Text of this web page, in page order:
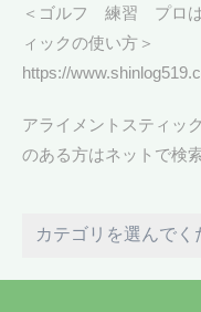
＜ゴルフ 練習 プロ
ィックの使い方＞
https://
アライメントスティッ
のある方はネットで検